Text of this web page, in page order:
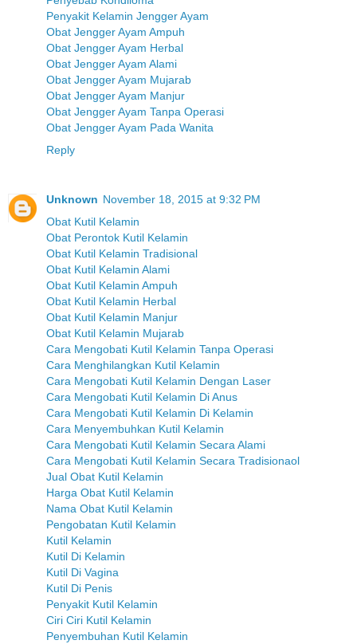
Penyakit Kelamin Jengger Ayam
Obat Jengger Ayam Ampuh
Obat Jengger Ayam Herbal
Obat Jengger Ayam Alami
Obat Jengger Ayam Mujarab
Obat Jengger Ayam Manjur
Obat Jengger Ayam Tanpa Operasi
Obat Jengger Ayam Pada Wanita
Reply
Unknown November 18, 2015 at 9:32 PM
Obat Kutil Kelamin
Obat Perontok Kutil Kelamin
Obat Kutil Kelamin Tradisional
Obat Kutil Kelamin Alami
Obat Kutil Kelamin Ampuh
Obat Kutil Kelamin Herbal
Obat Kutil Kelamin Manjur
Obat Kutil Kelamin Mujarab
Cara Mengobati Kutil Kelamin Tanpa Operasi
Cara Menghilangkan Kutil Kelamin
Cara Mengobati Kutil Kelamin Dengan Laser
Cara Mengobati Kutil Kelamin Di Anus
Cara Mengobati Kutil Kelamin Di Kelamin
Cara Menyembuhkan Kutil Kelamin
Cara Mengobati Kutil Kelamin Secara Alami
Cara Mengobati Kutil Kelamin Secara Tradisionaol
Jual Obat Kutil Kelamin
Harga Obat Kutil Kelamin
Nama Obat Kutil Kelamin
Pengobatan Kutil Kelamin
Kutil Kelamin
Kutil Di Kelamin
Kutil Di Vagina
Kutil Di Penis
Penyakit Kutil Kelamin
Ciri Ciri Kutil Kelamin
Penyembuhan Kutil Kelamin